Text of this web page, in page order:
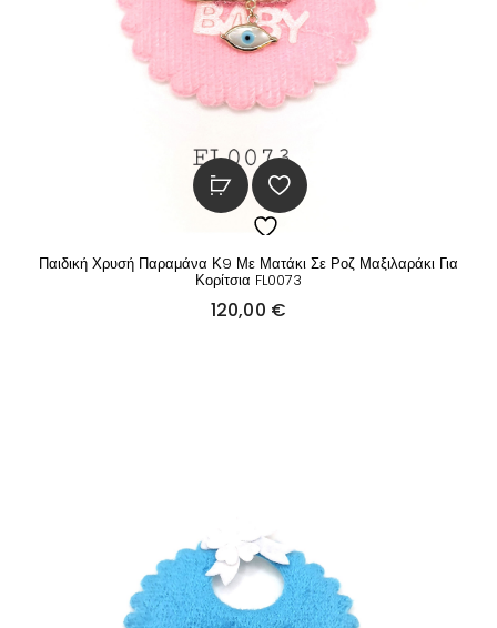
Παιδική Χρυσή Παραμάνα Κ9 Με Ματάκι Σε Ροζ Μαξιλαράκι Για
Κορίτσια FL0073
120,00 €